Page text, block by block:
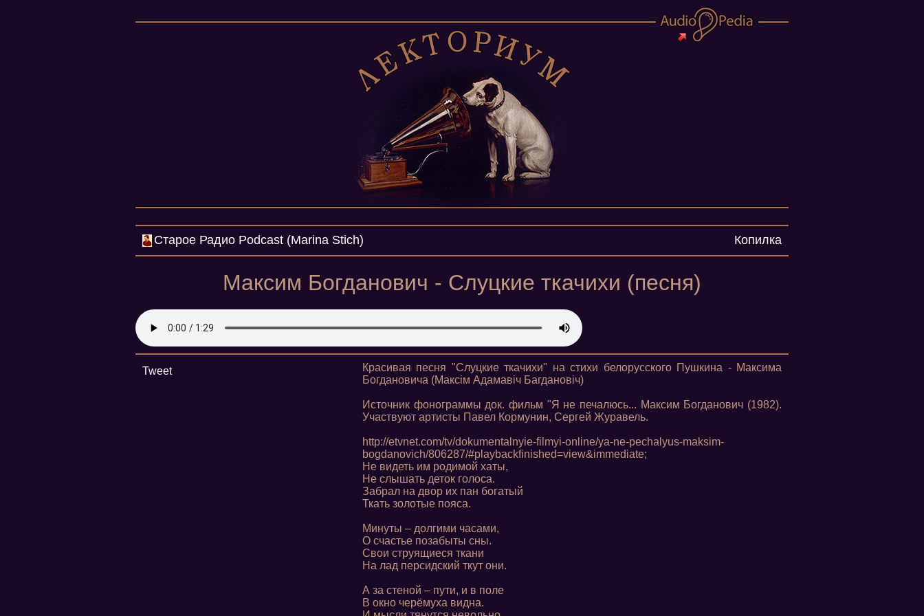
Cтарое Радио Podcast (Marina Stich) Копилка
Максим Богданович - Слуцкие ткачихи (песня)
Tweet
Красивая песня "Слуцкие ткачихи" на стихи белорусского Пушкина - Максима
Богдановича (Максім Адамавіч Багдановіч)
Источник фонограммы док. фильм "Я не печалюсь... Максим Богданович (1982).
Участвуют артисты Павел Кормунин, Сергей Журавель.
http://etvnet.com/tv/dokumentalnyie-filmyi-online/ya-ne-pechalyus-maksim-
bogdanovich/806287/#playbackfinished=view&immediate;
Не видеть им родимой хаты,
Не слышать деток голоса.
Забрал на двор их пан богатый
Ткать золотые пояса.
Минуты – долгими часами,
О счастье позабыты сны.
Свои струящиеся ткани
На лад персидский ткут они.
А за стеной – пути, и в поле
В окно черёмуха видна.